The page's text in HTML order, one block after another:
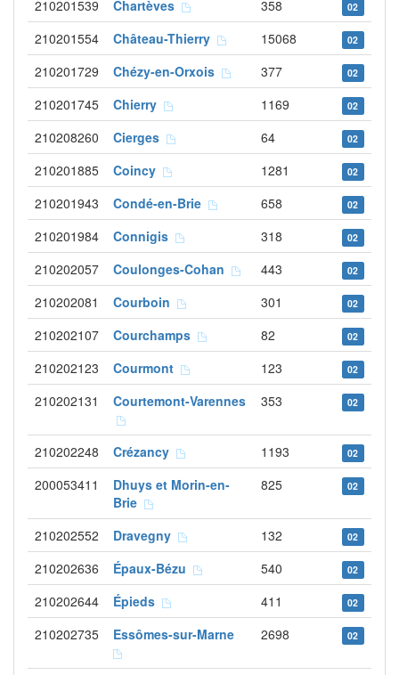
210201539 Chartèves 358 02
210201554 Château-Thierry 15068 02
210201729 Chézy-en-Orxois 377 02
210201745 Chierry 1169 02
210208260 Cierges 64 02
210201885 Coincy 1281 02
210201943 Condé-en-Brie 658 02
210201984 Connigis 318 02
210202057 Coulonges-Cohan 443 02
210202081 Courboin 301 02
210202107 Courchamps 82 02
210202123 Courmont 123 02
210202131 Courtemont-Varennes 353 02
210202248 Crézancy 1193 02
200053411
Dhuys et Morin-en-
Brie
825 02
210202552 Dravegny 132 02
210202636 Épaux-Bézu 540 02
210202644 Épieds 411 02
210202735 Essômes-sur-Marne 2698 02